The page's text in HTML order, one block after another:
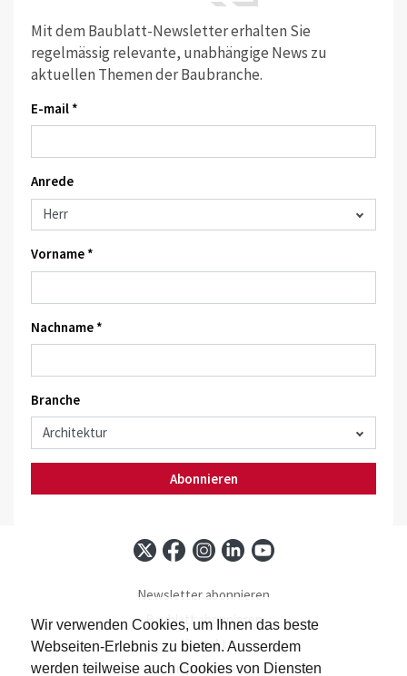
Wir verwenden Cookies, um Ihnen das beste
Webseiten-Erlebnis zu bieten. Ausserdem
werden teilweise auch Cookies von Diensten
Mit dem Baublatt-Newsletter erhalten Sie
regelmässig relevante, unabhängige News zu
aktuellen Themen der Baubranche.
E-mail *
Anrede
Vorname *
Nachname *
Branche
Abonnieren
Newsletter abonnieren
Baublatt abonnieren
Kontakt
Impressum